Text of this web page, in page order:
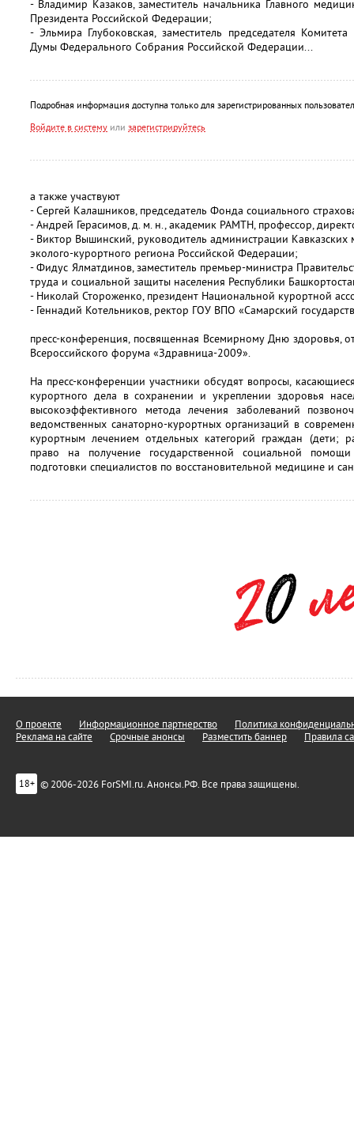
- Владимир Казаков, заместитель начальника Главного
Президента Российской Федерации;
- Эльмира Глубоковская, заместитель председателя
Думы Федерального Собрания Российской Федерации...
Подробная информация доступна только для зарегистрированных
Войдите в систему или зарегистрируйтесь
а также участвуют
- Сергей Калашников, председатель Фонда социального
- Андрей Герасимов, д. м. н., академик РАМТН, профессор,
- Виктор Вышинский, руководитель администрации
эколого-курортного региона Российской Федерации;
- Фидус Ялматдинов, заместитель премьер-министра
труда и социальной защиты населения Республики
- Николай Стороженко, президент Национальной курортной
- Геннадий Котельников, ректор ГОУ ВПО «Самарский
пресс-конференция, посвященная Всемирному Дню здоровья,
Всероссийского форума «Здравница-2009».
На пресс-конференции участники обсудят вопросы,
курортного дела в сохранении и укреплении здоровья
высокоэффективного метода лечения заболеваний
ведомственных санаторно-курортных организаций в
курортным лечением отдельных категорий граждан (дети;
право на получение государственной социальной
подготовки специалистов по восстановительной медицине и
О проекте Информационное партнерство
Политика
Реклама на сайте
Срочные анонсы Разместить баннер Правила
18+ © 2006-2026 ForSMI.ru. Анонсы.РФ. Все права защищены.